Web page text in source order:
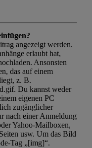
angezeigt werden.
erlaubt hat,
Ansonsten
das auf einem
z. B.
Du kannst weder
eigenen PC
zugänglicher
nach einer Anmeldung
Yahoo-Mailboxen,
usw. Um das Bild
Tag „[img]“.